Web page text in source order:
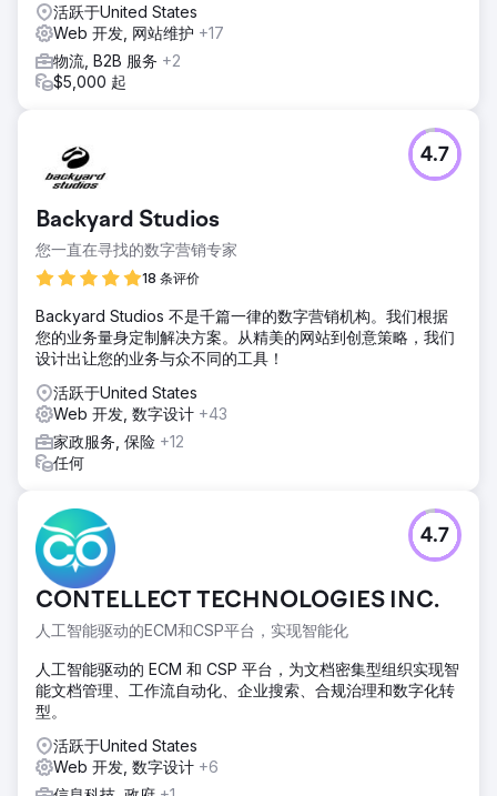
活跃于United States
Web 开发, 网站维护 +17
物流, B2B 服务 +2
$5,000 起
Backyard Studios
您一直在寻找的数字营销专家
18 条评价
4.7
Backyard Studios 不是千篇一律的数字营销机构。我们根据
您的业务量身定制解决方案。从精美的网站到创意策略，我们
设计出让您的业务与众不同的工具！
活跃于United States
Web 开发, 数字设计 +43
家政服务, 保险 +12
任何
CONTELLECT TECHNOLOGIES INC.
人工智能驱动的ECM和CSP平台，实现智能化
4.7
人工智能驱动的 ECM 和 CSP 平台，为文档密集型组织实现智
能文档管理、工作流自动化、企业搜索、合规治理和数字化转
型。
活跃于United States
Web 开发, 数字设计 +6